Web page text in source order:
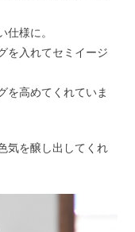
仕様に。
を入れてセミイージ
を高めてくれていま
気を醸し出してくれ